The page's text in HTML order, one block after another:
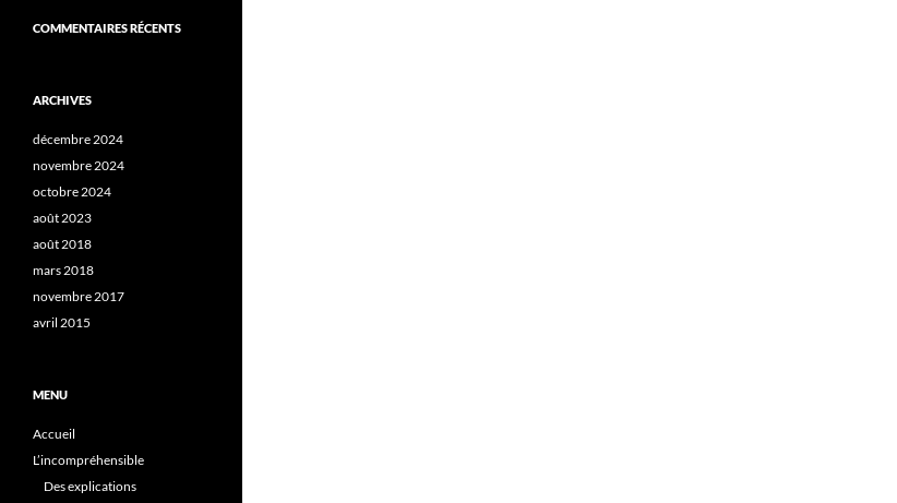
COMMENTAIRES RÉCENTS
ARCHIVES
décembre 2024
novembre 2024
octobre 2024
août 2023
août 2018
mars 2018
novembre 2017
avril 2015
MENU
Accueil
L’incompréhensible
Des explications